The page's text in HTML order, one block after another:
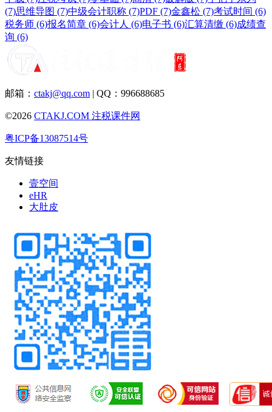
(7)思维导图 (7)中级会计职称 (7)PDF (7)金鑫松 (7)考试时间 (6)
税务师 (6)报名简章 (6)会计人 (6)电子书 (6)汇算清缴 (6)成绩查
询 (6)
邮箱： ctakj@qq.com | QQ：996688685
©2026 CTAKJ.COM 注税课件网
粤ICP备13087514号
友情链接
壹空间
eHR
大肚皮